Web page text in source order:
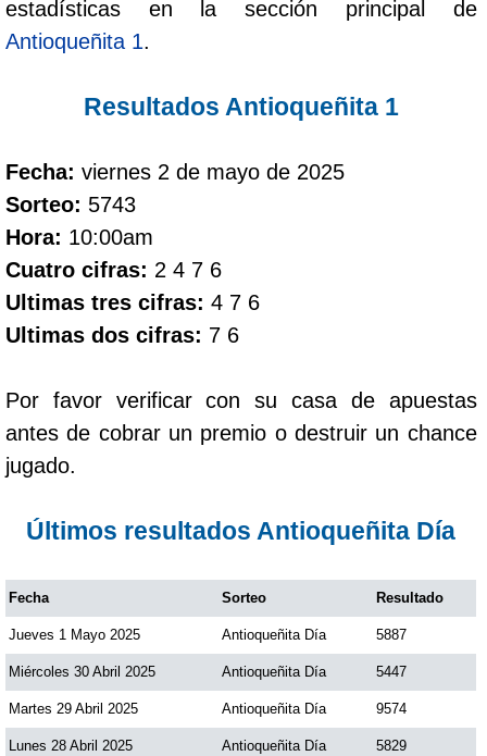
Dorado Mañana
Dorado Tarde
Dorado Noche
Fantástica Día
Fantástica Noche
Motilon Noche
Paisita 3
Pick 3 Día
estadísticas en la sección principal de
Antioqueñita 1.
Resultados Antioqueñita 1
Fecha: viernes 2 de mayo de 2025
Sorteo: 5743
Hora: 10:00am
Cuatro cifras: 2 4 7 6
Ultimas tres cifras: 4 7 6
Ultimas dos cifras: 7 6
Por favor verificar con su casa de apuestas
antes de cobrar un premio o destruir un chance
jugado.
Últimos resultados Antioqueñita Día
Fecha Sorteo Resultado
Jueves 1 Mayo 2025 Antioqueñita Día 5887
Miércoles 30 Abril 2025 Antioqueñita Día 5447
Martes 29 Abril 2025 Antioqueñita Día 9574
Lunes 28 Abril 2025 Antioqueñita Día 5829